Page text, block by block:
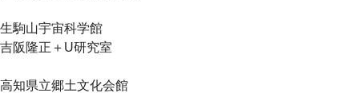
生駒山宇宙科学館
吉阪隆正＋U研究室
高知県立郷土文化会館